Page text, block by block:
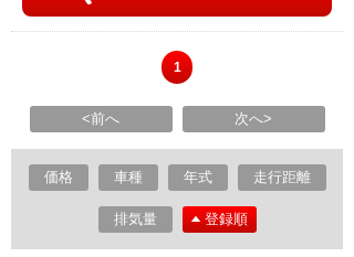
1
<前へ 次へ>
価格 車種 年式 走行距離
排気量 登録順